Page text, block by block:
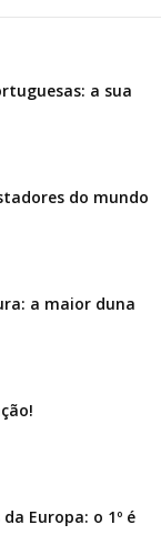
a sua
do mundo
a maior duna
Europa: o 1º é